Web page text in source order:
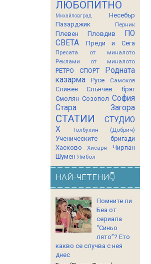
ЛЮБОПИТНО
Михайловград
Несебър
Пазарджик
Перник
Плевен Пловдив
ПО
СВЕТА
Преди и Сега
Пресата от миналото
Реклами от миналото
РЕТРО СПОРТ
Родната
казарма
Русе Самоков
Сливен
Слънчев бряг
Смолян Созопол София
Стара Загора
СТАТИИ
СТУДИО
Х
Толбухин (Добрич)
Ученическите бригади
Хасково
Хисаря
Чирпан
Шумен Ямбол
НАЙ-ЧЕТЕНИ👇
Помните ли
Беа от
сериала
“Синьо
лято”? Ето
какво се случва с нея
днес